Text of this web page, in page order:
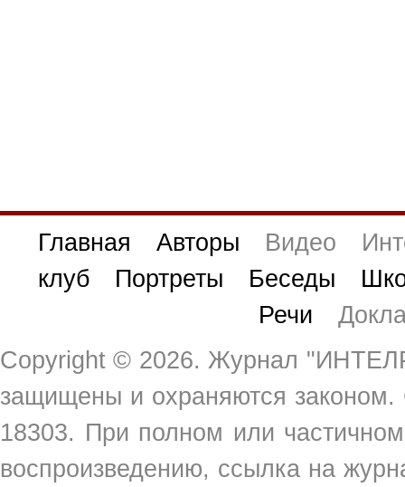
Главная Авторы Видео
клуб
Портреты Беседы
Речи
Copyright © 2026. Журнал
защищены и охраняются
18303. При полном или
воспроизведению, ссылка на